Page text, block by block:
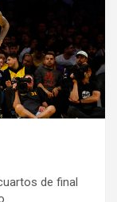
de final